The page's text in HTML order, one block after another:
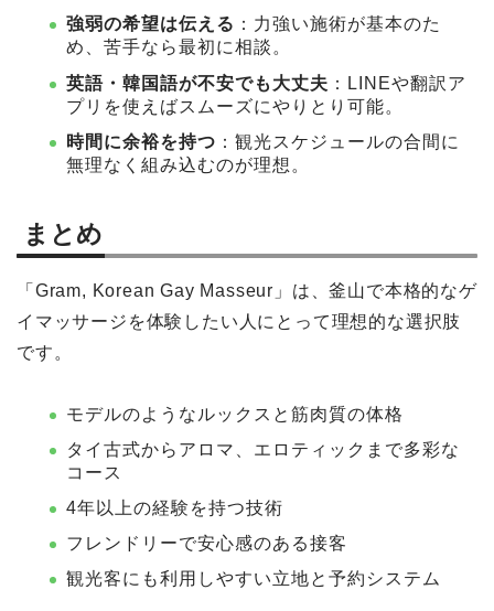
強弱の希望は伝える ：力強い施術が基本のた
め、苦手なら最初に相談。
英語・韓国語が不安でも大丈夫 ：LINEや翻訳ア
プリを使えばスムーズにやりとり可能。
時間に余裕を持つ ：観光スケジュールの合間に
無理なく組み込むのが理想。
まとめ
「Gram, Korean Gay Masseur」は、釜山で本格的なゲ
イマッサージを体験したい人にとって理想的な選択肢
です。
モデルのようなルックスと筋肉質の体格
タイ古式からアロマ、エロティックまで多彩な
コース
4年以上の経験を持つ技術
フレンドリーで安心感のある接客
観光客にも利用しやすい立地と予約システム